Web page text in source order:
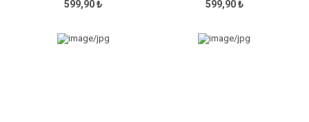
599,90 ₺ 599,90 ₺